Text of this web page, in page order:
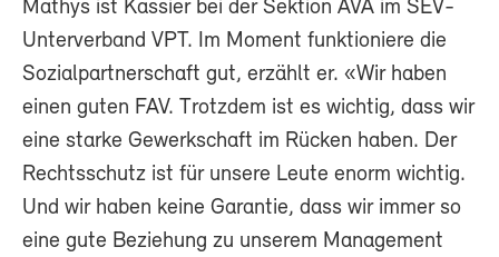
Mathys ist Kassier bei der Sektion AVA im SEV-
Unterverband VPT. Im Moment funktioniere die
Sozialpartnerschaft gut, erzählt er. «Wir haben
einen guten FAV. Trotzdem ist es wichtig, dass wir
eine starke Gewerkschaft im Rücken haben. Der
Rechtsschutz ist für unsere Leute enorm wichtig.
Und wir haben keine Garantie, dass wir immer so
eine gute Beziehung zu unserem Management